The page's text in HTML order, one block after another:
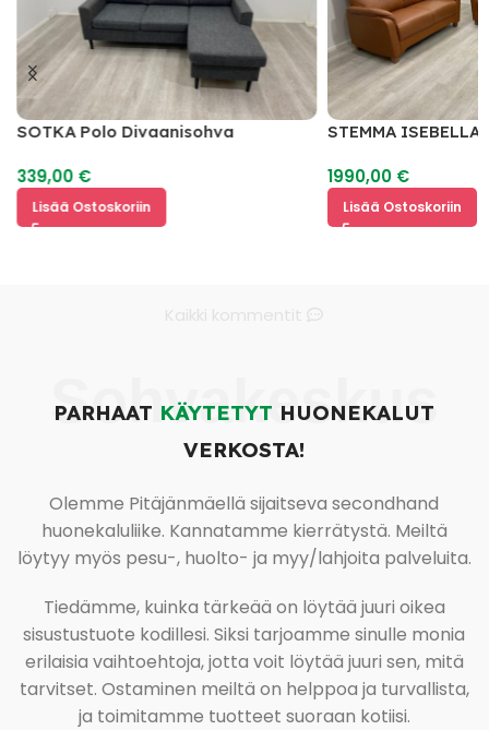
SOTKA Polo Divaanisohva
339,00 €
Lisää Ostoskoriin
STEMMA
1990,00 €
Lisää Ostoskoriin
Sohvakeskus
PARHAAT KÄYTETYT HUONEKALUT
VERKOSTA!
Olemme Pitäjänmäellä sijaitseva secondhand
huonekaluliike. Kannatamme kierrätystä. Meiltä
löytyy myös pesu-, huolto- ja myy/lahjoita palveluita.
Tiedämme, kuinka tärkeää on löytää juuri oikea
sisustustuote kodillesi. Siksi tarjoamme sinulle monia
erilaisia vaihtoehtoja, jotta voit löytää juuri sen, mitä
tarvitset. Ostaminen meiltä on helppoa ja turvallista,
ja toimitamme tuotteet suoraan kotiisi.